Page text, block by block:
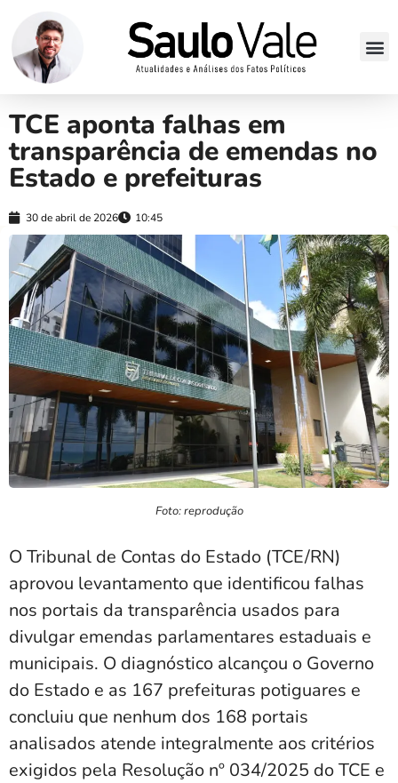
TCE aponta falhas em
transparência de emendas no
Estado e prefeituras
30 de abril de 2026 10:45
Foto: reprodução
O Tribunal de Contas do Estado (TCE/RN)
aprovou levantamento que identificou falhas
nos portais da transparência usados para
divulgar emendas parlamentares estaduais e
municipais. O diagnóstico alcançou o Governo
do Estado e as 167 prefeituras potiguares e
concluiu que nenhum dos 168 portais
analisados atende integralmente aos critérios
exigidos pela Resolução nº 034/2025 do TCE e